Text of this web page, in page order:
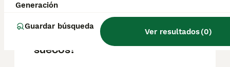
Generación
Guardar búsqueda
Ver resultados(0)
¿Son raros los vallhunds
suecos?